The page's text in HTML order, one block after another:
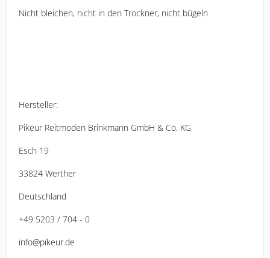
Nicht bleichen, nicht in den Trockner, nicht bügeln
Hersteller:
Pikeur Reitmoden Brinkmann GmbH & Co. KG
Esch 19
33824 Werther
Deutschland
+49 5203 / 704 - 0
info@pikeur.de